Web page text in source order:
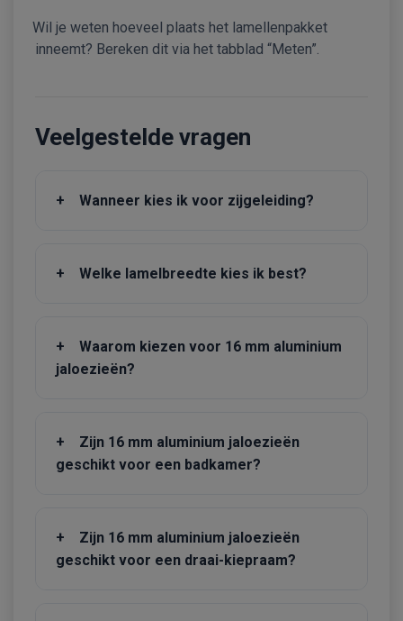
Wil je weten hoeveel plaats het lamellenpakket
inneemt? Bereken dit via het tabblad “Meten”.
Veelgestelde vragen
+ Wanneer kies ik voor zijgeleiding?
+ Welke lamelbreedte kies ik best?
+
Waarom kiezen voor 16 mm aluminium
jaloezieën?
+
Zijn 16 mm aluminium jaloezieën
geschikt voor een badkamer?
+
Zijn 16 mm aluminium jaloezieën
geschikt voor een draai-kiepraam?